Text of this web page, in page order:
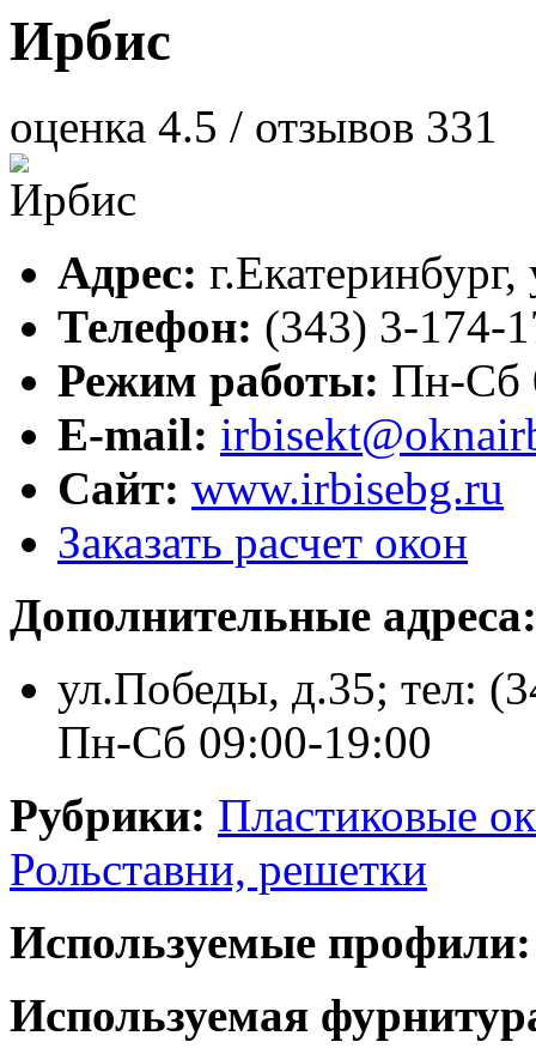
Ирбис
оценка 4.5 / отзывов 331
Адрес: г.Екатеринбург,
Телефон: (343) 3-174-
Режим работы: Пн-Сб
E-mail:
Сайт: www.irbisebg.ru
Заказать расчет окон
Дополнительные адреса:
ул.Победы, д.35; тел:
Пн-Сб 09:00-19:00
Рубрики: Пластиковые
Рольставни, решетки
Используемые профили:
Используемая